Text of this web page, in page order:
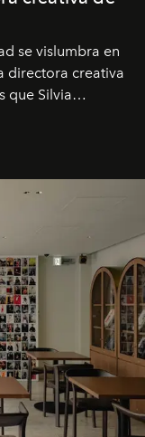
se vislumbra en
directora creativa
que Silvia